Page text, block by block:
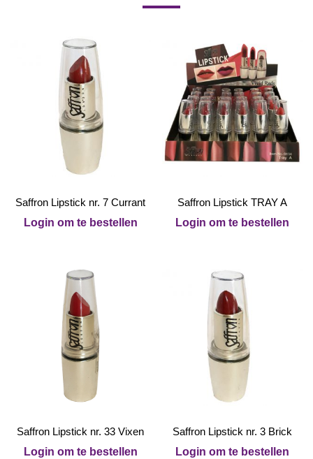
Saffron Lipstick nr. 7 Currant
Login om te bestellen
Saffron Lipstick TRAY A
Login om te bestellen
Saffron Lipstick nr. 33 Vixen
Login om te bestellen
Saffron Lipstick nr. 3 Brick
Login om te bestellen